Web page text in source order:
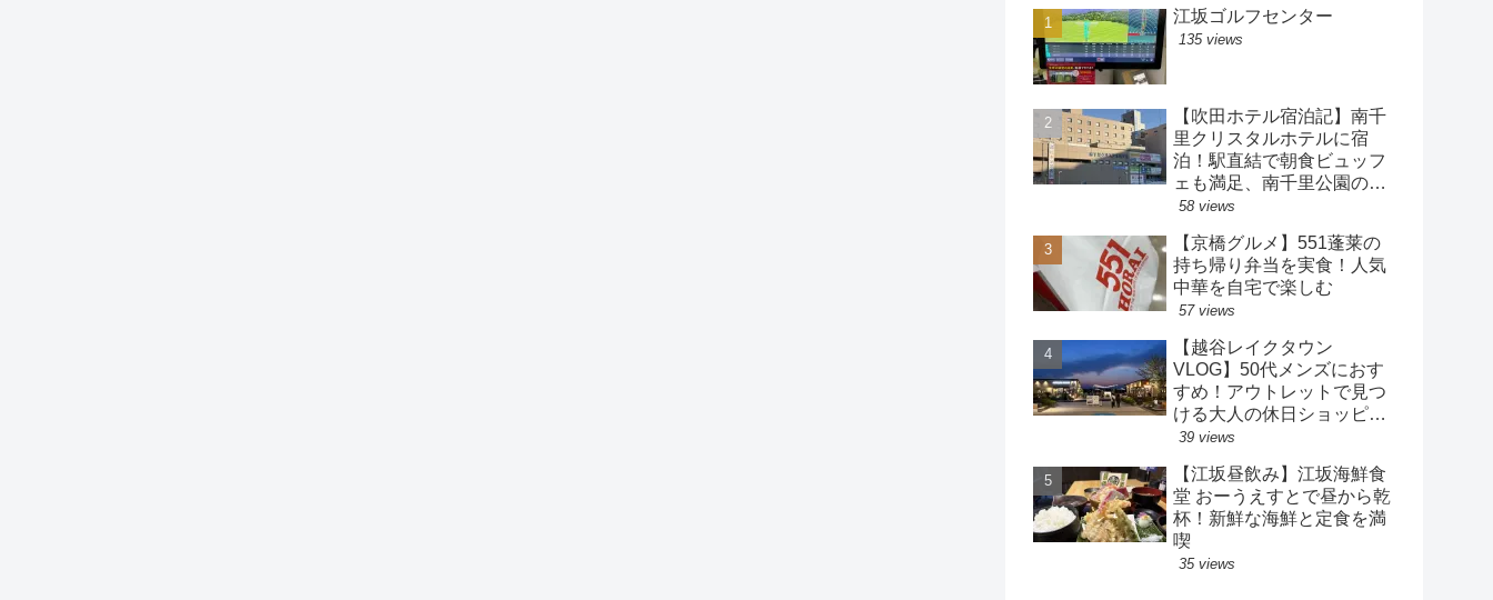
江坂ゴルフセンター
135 views
【吹田ホテル宿泊記】南千
里クリスタルホテルに宿
泊！駅直結で朝食ビュッフ
ェも満足、南千里公園の散
策も楽しめるホテル
58 views
【京橋グルメ】551蓬莱の
持ち帰り弁当を実食！人気
中華を自宅で楽しむ
57 views
【越谷レイクタウン
VLOG】50代メンズにおす
すめ！アウトレットで見つ
ける大人の休日ショッピン
グ
39 views
【江坂昼飲み】江坂海鮮食
堂 おーうえすとで昼から乾
杯！新鮮な海鮮と定食を満
喫
35 views